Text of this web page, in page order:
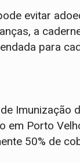
evitar
a
para
Imunização
em Porto
50% de